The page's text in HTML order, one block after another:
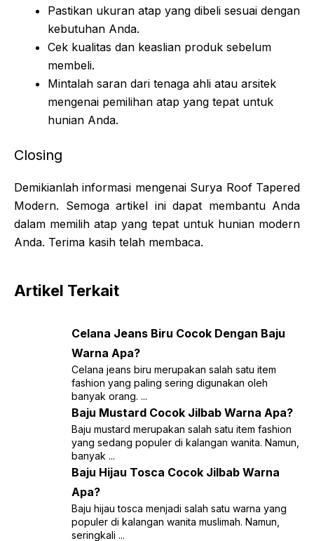
Pastikan ukuran atap yang dibeli sesuai dengan
kebutuhan Anda.
Cek kualitas dan keaslian produk sebelum
membeli.
Mintalah saran dari tenaga ahli atau arsitek
mengenai pemilihan atap yang tepat untuk
hunian Anda.
Closing
Demikianlah informasi mengenai Surya Roof Tapered
Modern. Semoga artikel ini dapat membantu Anda
dalam memilih atap yang tepat untuk hunian modern
Anda. Terima kasih telah membaca.
Artikel Terkait
Celana Jeans Biru Cocok Dengan Baju
Warna Apa?
Celana jeans biru merupakan salah satu item
fashion yang paling sering digunakan oleh
banyak orang. ...
Baju Mustard Cocok Jilbab Warna Apa?
Baju mustard merupakan salah satu item fashion
yang sedang populer di kalangan wanita. Namun,
banyak ...
Baju Hijau Tosca Cocok Jilbab Warna
Apa?
Baju hijau tosca menjadi salah satu warna yang
populer di kalangan wanita muslimah. Namun,
seringkali ...